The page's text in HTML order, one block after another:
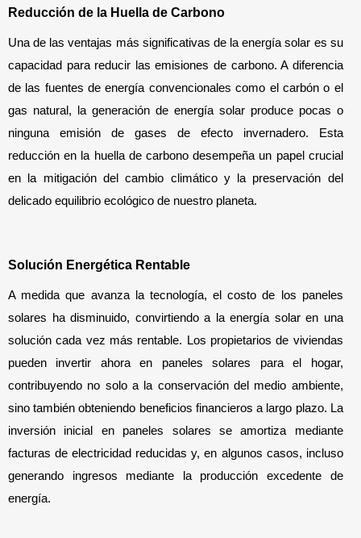
Reducción de la Huella de Carbono
Una de las ventajas más significativas de la energía solar es su
capacidad para reducir las emisiones de carbono. A diferencia
de las fuentes de energía convencionales como el carbón o el
gas natural, la generación de energía solar produce pocas o
ninguna emisión de gases de efecto invernadero. Esta
reducción en la huella de carbono desempeña un papel crucial
en la mitigación del cambio climático y la preservación del
delicado equilibrio ecológico de nuestro planeta.
Solución Energética Rentable
A medida que avanza la tecnología, el costo de los paneles
solares ha disminuido, convirtiendo a la energía solar en una
solución cada vez más rentable. Los propietarios de viviendas
pueden invertir ahora en paneles solares para el hogar,
contribuyendo no solo a la conservación del medio ambiente,
sino también obteniendo beneficios financieros a largo plazo. La
inversión inicial en paneles solares se amortiza mediante
facturas de electricidad reducidas y, en algunos casos, incluso
generando ingresos mediante la producción excedente de
energía.